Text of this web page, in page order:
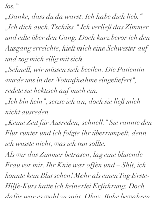
los.“
„Danke, dass du da warst. Ich habe dich lieb.“
„Ich dich auch. Tschüss.“ Ich verließ das Zimmer
und eilte über den Gang. Doch kurz bevor ich den
Ausgang erreichte, hielt mich eine Schwester auf
und zog mich eilig mit sich.
„Schnell, wir müssen sich beeilen. Die Patientin
wurde uns in der Notaufnahme eingeliefert“,
redete sie hektisch auf mich ein.
„Ich bin kein“, setzte ich an, doch sie ließ mich
nicht ausreden.
„Keine Zeit für Ausreden, schnell.“ Sie rannte den
Flur runter und ich folgte ihr überrumpelt, denn
ich wusste nicht, was ich tun sollte.
Als wir das Zimmer betraten, lag eine blutende
Frau vor mir. Ihr Knie war offen und – Shit, ich
konnte kein Blut sehen! Mehr als einen Tag Erste-
Hilfe-Kurs hatte ich keinerlei Erfahrung. Doch